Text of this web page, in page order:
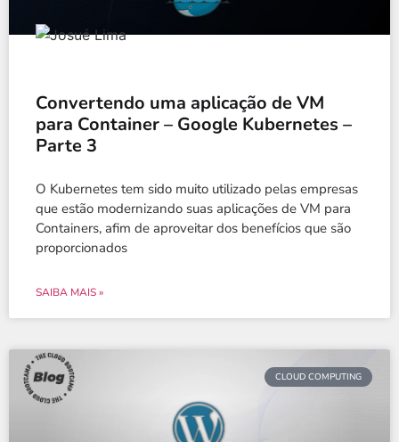
Convertendo uma aplicação de VM
para Container – Google Kubernetes –
Parte 3
O Kubernetes tem sido muito utilizado pelas empresas
que estão modernizando suas aplicações de VM para
Containers, afim de aproveitar dos benefícios que são
proporcionados
SAIBA MAIS »
CLOUD COMPUTING